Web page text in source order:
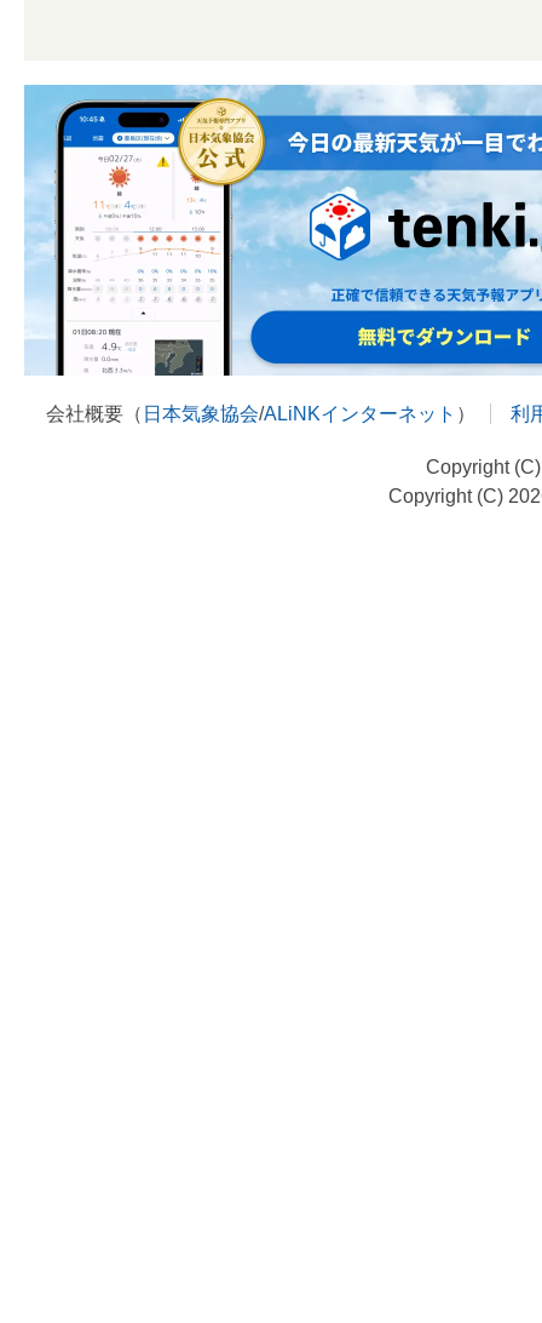
会社概要（ 日本気象協会/ALiNKインターネット ） 利
Copyright
Copyright (C)